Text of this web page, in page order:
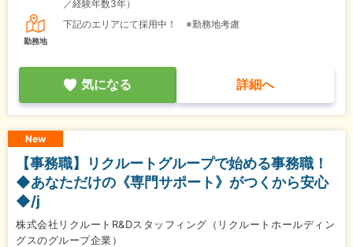
／経験年数3年）
勤務地
下記のエリアにて採用中！ ※勤務地考慮
気になる 詳細へ
New
【事務職】リクルートグループで始める事務職！
◆あなただけの《専門サポート》がつくから安心
◆/j
株式会社リクルートR&Dスタッフィング（リクルートホールディン
グスのグループ企業）